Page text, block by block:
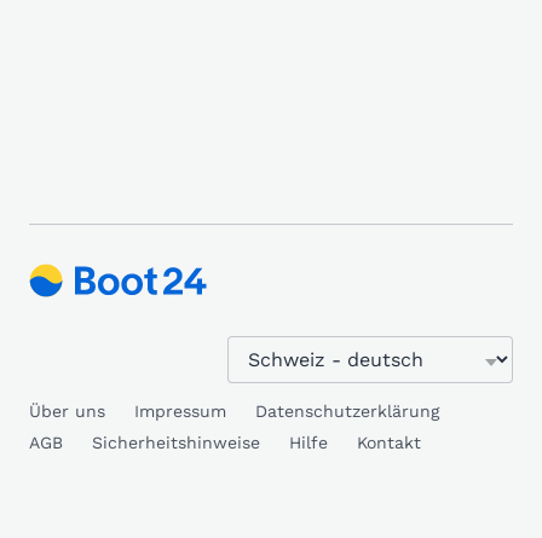
Über uns Impressum
Datenschutzerklärung
AGB
Sicherheitshinweise Hilfe Kontakt